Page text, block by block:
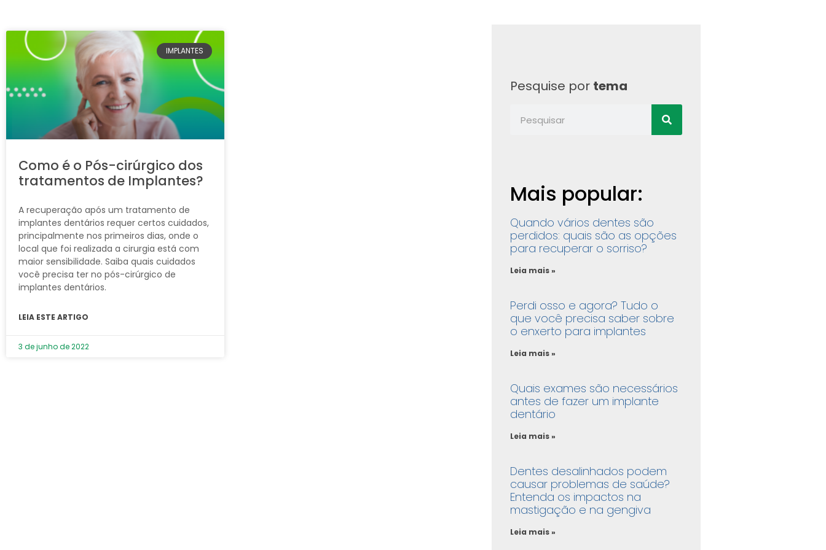
IMPLANTES
Como é o Pós-cirúrgico dos
tratamentos de Implantes?
A recuperação após um tratamento de
implantes dentários requer certos cuidados,
principalmente nos primeiros dias, onde o
local que foi realizada a cirurgia está com
maior sensibilidade. Saiba quais cuidados
você precisa ter no pós-cirúrgico de
implantes dentários.
LEIA ESTE ARTIGO
3 de junho de 2022
Pesquise por tema
Mais popular:
Quando vários dentes são
perdidos: quais são as opções
para recuperar o sorriso?
Leia mais »
Perdi osso e agora? Tudo o
que você precisa saber sobre
o enxerto para implantes
Leia mais »
Quais exames são necessários
antes de fazer um implante
dentário
Leia mais »
Dentes desalinhados podem
causar problemas de saúde?
Entenda os impactos na
mastigação e na gengiva
Leia mais »